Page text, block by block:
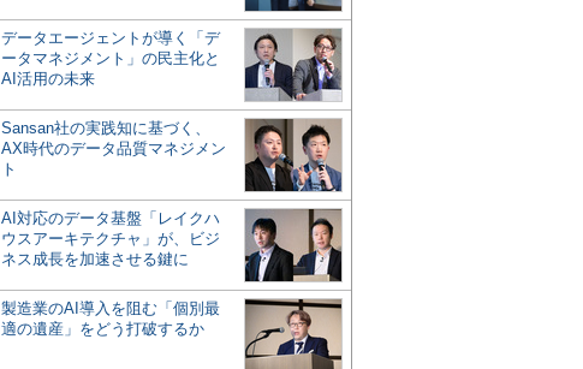
データエージェントが導く「デ
ータマネジメント」の民主化と
AI活用の未来
Sansan社の実践知に基づく、
AX時代のデータ品質マネジメン
ト
AI対応のデータ基盤「レイクハ
ウスアーキテクチャ」が、ビジ
ネス成長を加速させる鍵に
製造業のAI導入を阻む「個別最
適の遺産」をどう打破するか